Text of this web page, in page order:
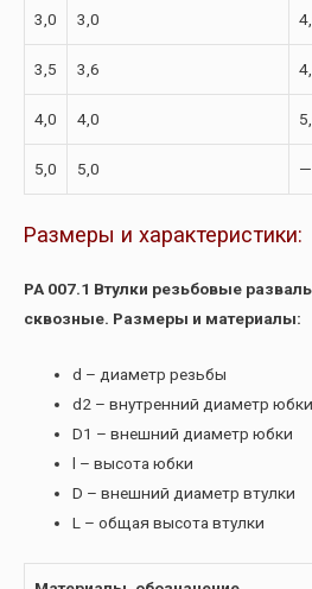
3,0 3,0
3,5 3,6
4,0 4,0
5,0 5,0 —
Размеры и характеристики:
РА 007.1 Втулки резьбовые
сквозные. Размеры и материалы:
d – диаметр резьбы
d2 – внутренний диаметр юбки
D1 – внешний диаметр юбки
l – высота юбки
D – внешний диаметр втулки
L – общая высота втулки